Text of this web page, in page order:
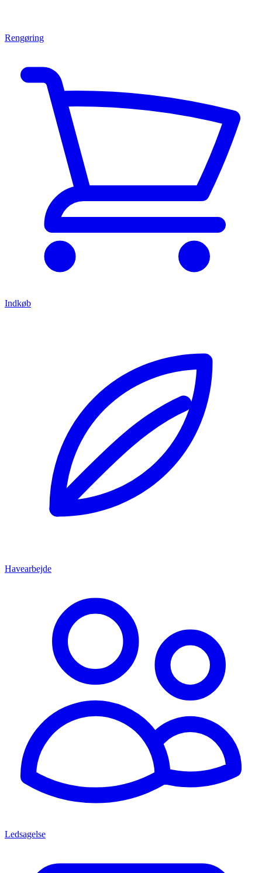
Rengøring
Indkøb
Havearbejde
Ledsagelse